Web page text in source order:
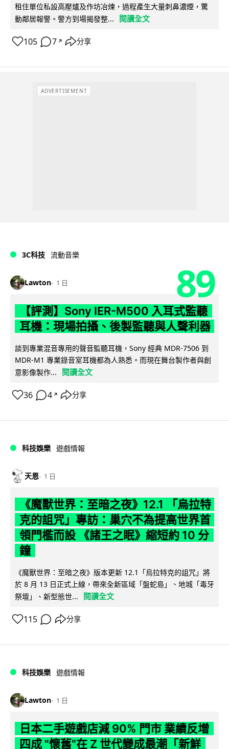
租住單位私設高壓爐及作坊冶煉，過程產生大量刺鼻濃煙，驚
動鄰居報警。警方到場揭發整...
閱讀全文
105 7 ↗ 分享
ADVERTISEMENT
3C科技 流動音樂
Lawton 1 日 89
【評測】Sony IER-M500 入耳式監聽
耳機：現場拍攝、後製監聽與人聲利器
談到專業混音專用的聲音監聽耳機，Sony 經典 MDR-7506 到
MDR-M1 專業錄音室耳機都為人熟悉。而現在舞台製作者與創
意影像製作...
閱讀全文
36 4 ↗ 分享
科技娛樂 遊戲情報
天恩 1 日
《魔獸世界：至暗之夜》12.1 「烏拉特
克的詛咒」專訪：巢穴不為提高世界首
領門檻而設 《諸王之眠》縮短約 10 分
鐘
《魔獸世界：至暗之夜》版本更新 12.1「烏拉特克的詛咒」將
於 8 月 13 日正式上線，帶來全新區域「盤蛇島」、地城「毒牙
祭壇」、新型態世...
閱讀全文
115 分享
科技娛樂 遊戲情報
Lawton 1 日
日本二手遊戲店減 90% 門市 業績反增
四成 "懷舊"在 Z 世代變成最潮「新鮮